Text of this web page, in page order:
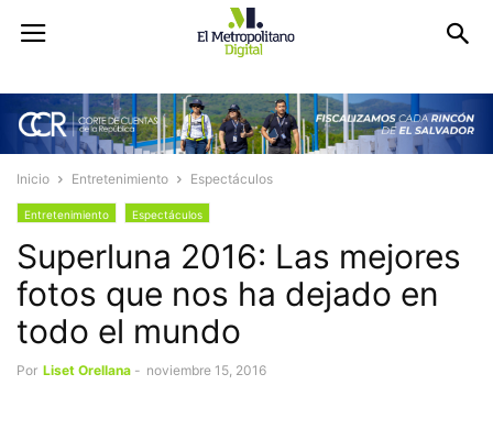
Inicio Entretenimiento Espectáculos
Entretenimiento Espectáculos
Superluna 2016: Las mejores
fotos que nos ha dejado en
todo el mundo
Por Liset Orellana - noviembre 15, 2016